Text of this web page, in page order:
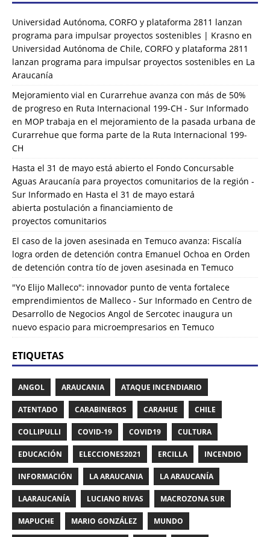
Universidad Autónoma, CORFO y plataforma 2811 lanzan
programa para impulsar proyectos sostenibles | Krasno en
Universidad Autónoma de Chile, CORFO y plataforma 2811
lanzan programa para impulsar proyectos sostenibles en La
Araucanía
Mejoramiento vial en Curarrehue avanza con más de 50%
de progreso en Ruta Internacional 199-CH - Sur Informado
en MOP trabaja en el mejoramiento de la pasada urbana de
Curarrehue que forma parte de la Ruta Internacional 199-
CH
Hasta el 31 de mayo está abierto el Fondo Concursable
Aguas Araucanía para proyectos comunitarios de la región -
Sur Informado en Hasta el 31 de mayo estará
abierta postulación a financiamiento de
proyectos comunitarios
El caso de la joven asesinada en Temuco avanza: Fiscalía
logra orden de detención contra Emanuel Ochoa en Orden
de detención contra tío de joven asesinada en Temuco
"Yo Elijo Malleco": innovador punto de venta fortalece
emprendimientos de Malleco - Sur Informado en Centro de
Desarrollo de Negocios Angol de Sercotec inaugura un
nuevo espacio para microempresarios en Temuco
ETIQUETAS
ANGOL ARAUCANIA ATAQUE INCENDIARIO
ATENTADO CARABINEROS CARAHUE CHILE
COLLIPULLI COVID-19 COVID19 CULTURA
EDUCACIÓN ELECCIONES2021 ERCILLA INCENDIO
INFORMACIÓN LA ARAUCANIA LA ARAUCANÍA
LAARAUCANÍA LUCIANO RIVAS MACROZONA SUR
MAPUCHE MARIO GONZÁLEZ MUNDO